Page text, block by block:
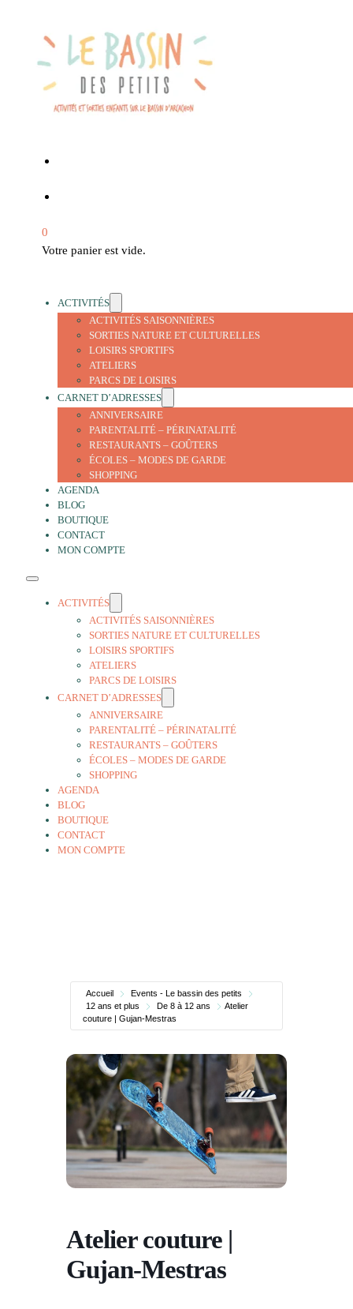
0
Votre panier est vide.
ACTIVITÉS
ACTIVITÉS SAISONNIÈRES
SORTIES NATURE ET CULTURELLES
LOISIRS SPORTIFS
ATELIERS
PARCS DE LOISIRS
CARNET D’ADRESSES
ANNIVERSAIRE
PARENTALITÉ – PÉRINATALITÉ
RESTAURANTS – GOÛTERS
ÉCOLES – MODES DE GARDE
SHOPPING
AGENDA
BLOG
BOUTIQUE
CONTACT
MON COMPTE
ACTIVITÉS
ACTIVITÉS SAISONNIÈRES
SORTIES NATURE ET CULTURELLES
LOISIRS SPORTIFS
ATELIERS
PARCS DE LOISIRS
CARNET D’ADRESSES
ANNIVERSAIRE
PARENTALITÉ – PÉRINATALITÉ
RESTAURANTS – GOÛTERS
ÉCOLES – MODES DE GARDE
SHOPPING
AGENDA
BLOG
BOUTIQUE
CONTACT
MON COMPTE
Accueil
Events - Le bassin des petits
12 ans et plus
De 8 à 12 ans
Atelier
couture | Gujan-Mestras
Atelier couture |
Gujan-Mestras